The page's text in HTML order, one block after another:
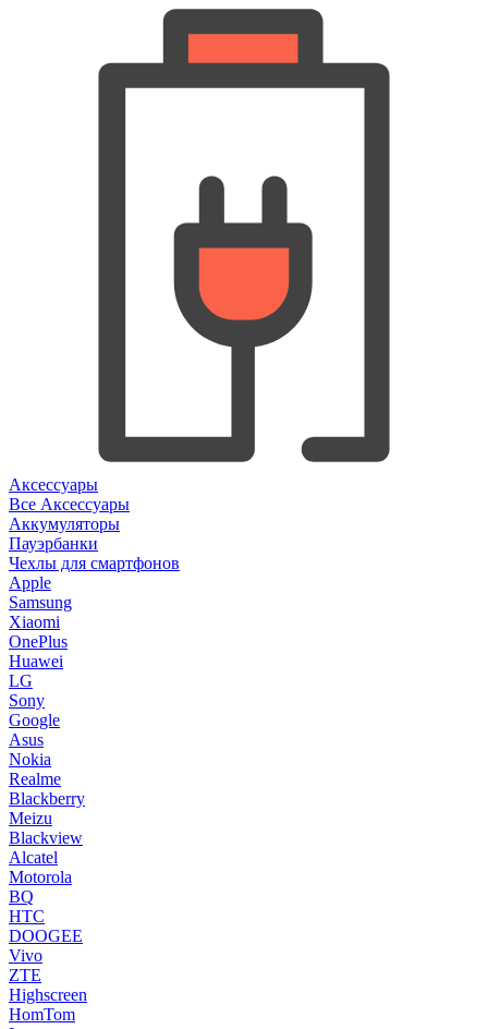
Аксессуары
Все Аксессуары
Аккумуляторы
Пауэрбанки
Чехлы для смартфонов
Apple
Samsung
Xiaomi
OnePlus
Huawei
LG
Sony
Google
Asus
Nokia
Realme
Blackberry
Meizu
Blackview
Alcatel
Motorola
BQ
HTC
DOOGEE
Vivo
ZTE
Highscreen
HomTom